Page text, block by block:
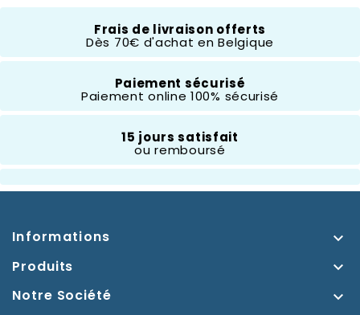
- 10 Cm
Frais de livraison offerts
Dès 70€ d'achat en Belgique
Paiement sécurisé
Paiement online 100% sécurisé
15 jours satisfait
ou remboursé
Informations 
Produits 
Notre Société 